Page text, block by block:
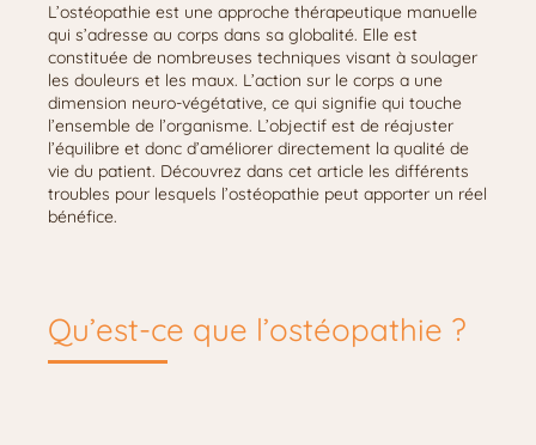
L’ostéopathie est une approche thérapeutique manuelle
qui s’adresse au corps dans sa globalité. Elle est
constituée de nombreuses techniques visant à soulager
les douleurs et les maux. L’action sur le corps a une
dimension neuro-végétative, ce qui signifie qui touche
l’ensemble de l’organisme. L’objectif est de réajuster
l’équilibre et donc d’améliorer directement la qualité de
vie du patient. Découvrez dans cet article les différents
troubles pour lesquels l’ostéopathie peut apporter un réel
bénéfice.
Qu’est-ce que l’ostéopathie ?